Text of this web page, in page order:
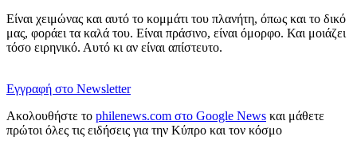
Είναι χειμώνας και αυτό το κομμάτι του πλανήτη, όπως και το δικό
μας, φοράει τα καλά του. Είναι πράσινο, είναι όμορφο. Και μοιάζει
τόσο ειρηνικό. Αυτό κι αν είναι απίστευτο.
Εγγραφή στο Newsletter
Ακολουθήστε το philenews.com στο Google News και μάθετε
πρώτοι όλες τις ειδήσεις για την Κύπρο και τον κόσμο